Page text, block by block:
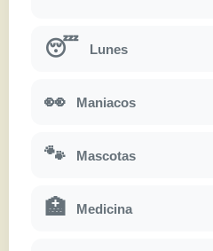
😴 Lunes
👀 Maniacos
🐾 Mascotas
🏥 Medicina